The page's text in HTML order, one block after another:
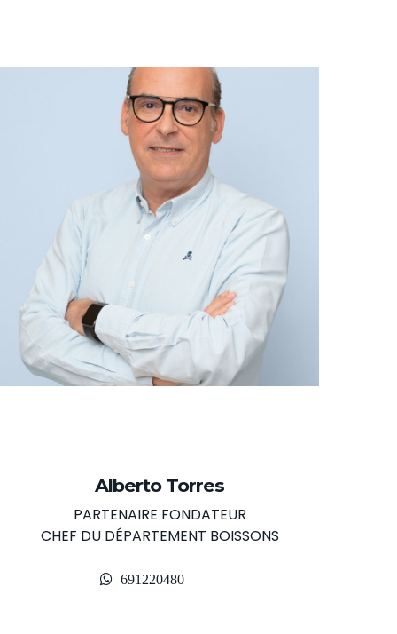
Alberto Torres
PARTENAIRE FONDATEUR
CHEF DU DÉPARTEMENT BOISSONS
691220480